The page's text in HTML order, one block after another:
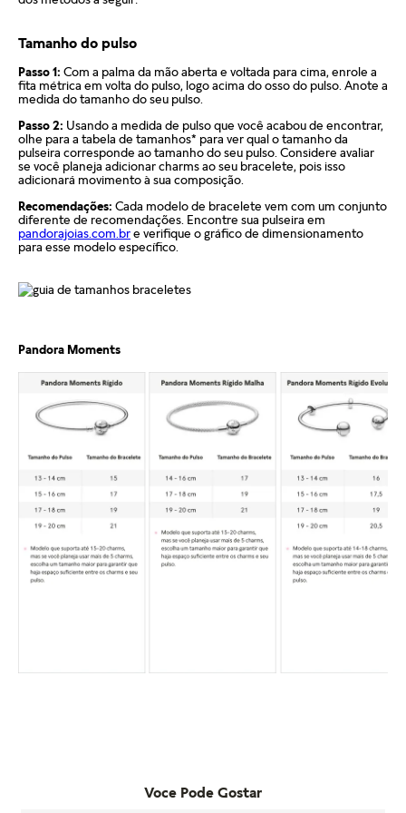
Em caso de defeito, tanto para compras online quanto em
lojas físicas, é necessário entrar em contato com o SAC da
Pandora informando o número do pedido, fotos do produto e
uma descrição do problema. Se for confirmado um defeito de
fabricação, o cliente poderá receber um reembolso para uma
nova compra ou realizar a troca do produto dentro do prazo
de um ano, mediante avaliação técnica.
Compras realizadas nas lojas físicas podem ser trocadas no
prazo de até 30 dias, desde que os produtos estejam sem uso,
na embalagem original e acompanhados da nota fiscal. A
troca só pode ser feita na mesma loja onde a compra foi
realizada.
Além disso, a Pandora oferece parcelamento em até 10 vezes
acidentes, mau uso, abuso ou uso de acessórios de outras
marcas junto aos produtos Pandora. O uso de charms que não
sejam originais pode comprometer a durabilidade dos
braceletes, invalidando a garantia.
Para acionar a garantia, o cliente deve seguir as instruções de
devolução fornecidas pela Pandora. Após o recebimento do
produto, a empresa analisará o defeito e, caso esteja dentro
das condições estabelecidas, enviará um item substituto. O
produto de reposição mantém a garantia remanescente do
item original, sem prorrogação do prazo.
oferece reembolso para produtos com defeito.
cadastrado logo após o faturamento do pedido.
Caso tenha dúvidas ou precise de mais informações sobre o
processo de garantia, consulte o atendimento ao cliente da
Pandora.
Saiba mais sobre as condições de garantia e veja todos os
detalhes na nossa seção de FAQ.
Tamanho do pulso
Passo 1: Com a palma da mão aberta e voltada para cima, enrole a
fita métrica em volta do pulso, logo acima do osso do pulso. Anote a
medida do tamanho do seu pulso.
Passo 2: Usando a medida de pulso que você acabou de encontrar,
olhe para a tabela de tamanhos* para ver qual o tamanho da
pulseira corresponde ao tamanho do seu pulso. Considere avaliar
se você planeja adicionar charms ao seu bracelete, pois isso
adicionará movimento à sua composição.
Recomendações: Cada modelo de bracelete vem com um conjunto
diferente de recomendações. Encontre sua pulseira em
pandorajoias.com.bre verifique o gráfico de dimensionamento
para esse modelo específico.
Pandora Moments
Voce Pode Gostar